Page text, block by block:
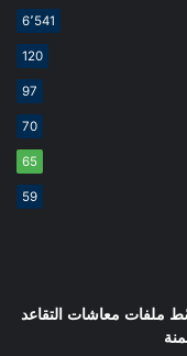
6٬541
120
97
70
65
59
ملفات معاشات التقاعد